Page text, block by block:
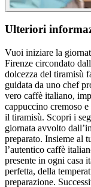
Ulteriori
Vuoi iniziare la
Firenze circondato
dolcezza del tiramisù
guidata da uno chef
vero caffè italiano,
cappuccino cremoso
il tiramisù. Scopri i
giornata avvolto
preparato. Insieme al
l’autentico caffè
presente in ogni casa
perfetta, della
preparazione.